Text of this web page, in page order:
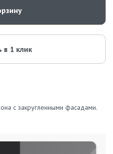
в 1 клик
с закругленными фасадами.